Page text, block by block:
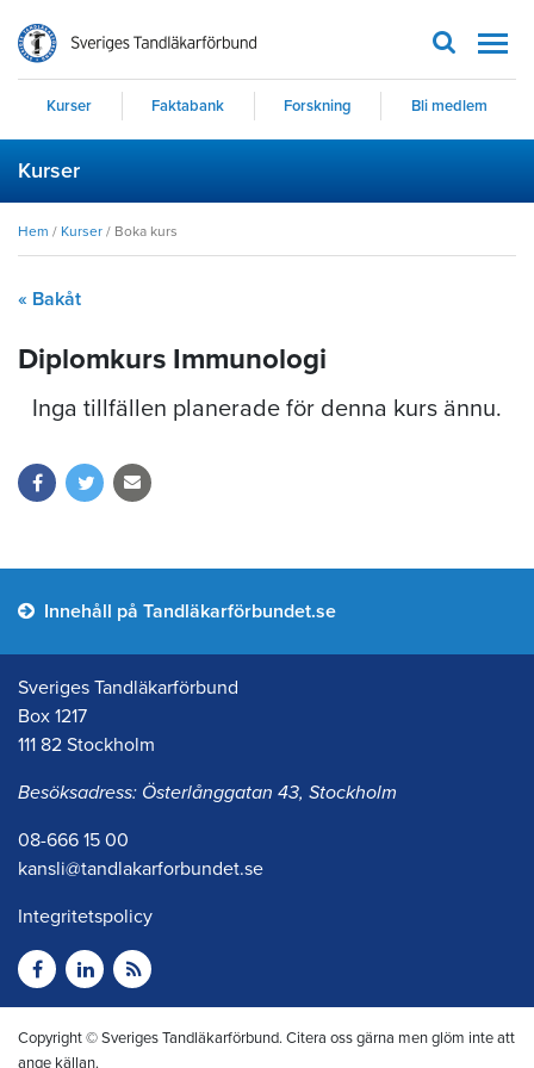
Kurser Faktabank Forskning Bli medlem
Kurser
Hem / Kurser / Boka kurs
« Bakåt
Diplomkurs Immunologi
Inga tillfällen planerade för denna kurs ännu.
Innehåll på Tandläkarförbundet.se
Sveriges Tandläkarförbund
Box 1217
111 82 Stockholm
Besöksadress: Österlånggatan 43, Stockholm
08-666 15 00
kansli@tandlakarforbundet.se
Integritetspolicy
Copyright © Sveriges Tandläkarförbund. Citera oss gärna men glöm inte att
ange källan.